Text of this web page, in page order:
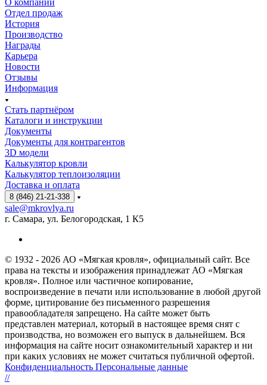
Отдел продаж
История
Производство
Награды
Карьера
Новости
Отзывы
Информация
Стать партнёром
Каталоги и инструкции
Документы
Документы для контрагентов
3D модели
Калькулятор кровли
Калькулятор теплоизоляции
Доставка и оплата
8 (846) 21-21-338
sale@mkrovlya.ru
г. Самара, ул. Белогородская, 1 К5
© 1932 - 2026 АО «Мягкая кровля», официальный сайт. Все
права на тексты и изображения принадлежат АО «Мягкая
кровля». Полное или частичное копирование,
воспроизведение в печати или использование в любой другой
форме, цитирование без письменного разрешения
правообладателя запрещено. На сайте может быть
представлен материал, который в настоящее время снят с
производства, но возможен его выпуск в дальнейшем. Вся
информация на сайте носит ознакомительный характер и ни
при каких условиях не может считаться публичной офертой.
Конфиденциальность Персональные данные
//